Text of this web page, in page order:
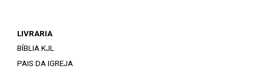
LIVRARIA
BÍBLIA KJL
PAIS DA IGREJA